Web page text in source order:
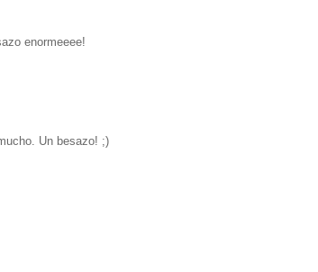
enormeeee!
Un besazo! ;)